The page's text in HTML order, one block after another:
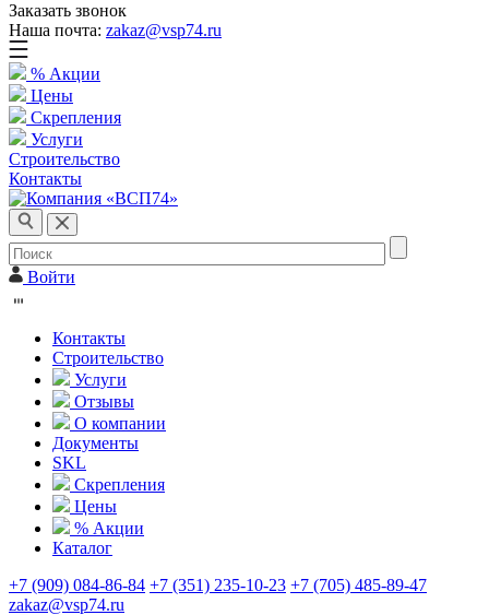
Заказать звонок
Наша почта: zakaz@vsp74.ru
% Акции
Цены
Скрепления
Услуги
Строительство
Контакты
Войти
Контакты
Строительство
Услуги
Отзывы
О компании
Документы
SKL
Скрепления
Цены
% Акции
Каталог
+7 (909) 084-86-84 +7 (351) 235-10-23 +7 (705) 485-89-47
zakaz@vsp74.ru